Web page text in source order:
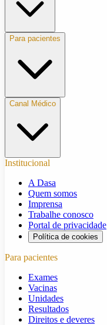
Para pacientes
Canal Médico
Institucional
A Dasa
Quem somos
Imprensa
Trabalhe conosco
Portal de privacidade
Política de cookies
Para pacientes
Exames
Vacinas
Unidades
Resultados
Direitos e deveres